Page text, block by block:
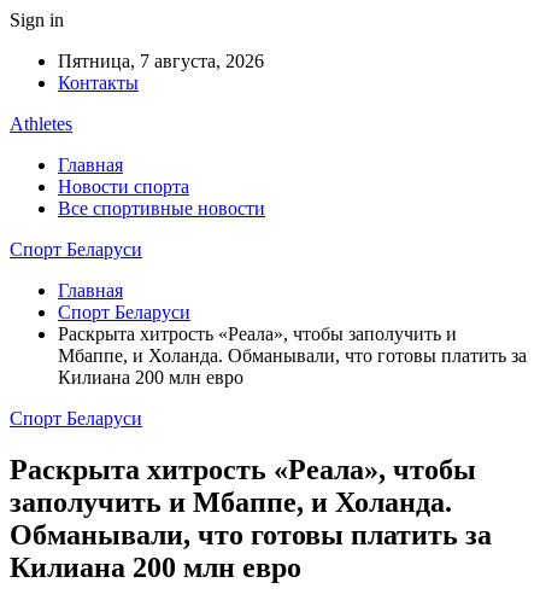
Sign in
Пятница, 7 августа, 2026
Контакты
Athletes
Главная
Новости спорта
Все спортивные новости
Спорт Беларуси
Главная
Спорт Беларуси
Раскрыта хитрость «Реала», чтобы заполучить и
Мбаппе, и Холанда. Обманывали, что готовы платить за
Килиана 200 млн евро
Спорт Беларуси
Раскрыта хитрость «Реала», чтобы
заполучить и Мбаппе, и Холанда.
Обманывали, что готовы платить за
Килиана 200 млн евро